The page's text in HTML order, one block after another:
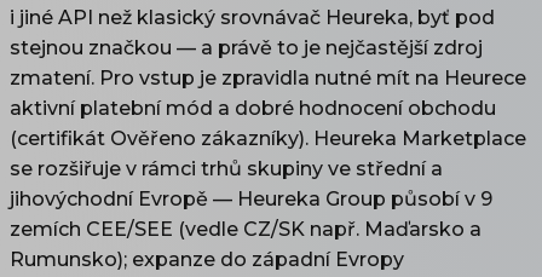
i jiné API než klasický srovnávač Heureka, byť pod
stejnou značkou — a právě to je nejčastější zdroj
zmatení. Pro vstup je zpravidla nutné mít na Heurece
aktivní platební mód a dobré hodnocení obchodu
(certifikát Ověřeno zákazníky). Heureka Marketplace
se rozšiřuje v rámci trhů skupiny ve střední a
jihovýchodní Evropě — Heureka Group působí v 9
zemích CEE/SEE (vedle CZ/SK např. Maďarsko a
Rumunsko); expanze do západní Evropy